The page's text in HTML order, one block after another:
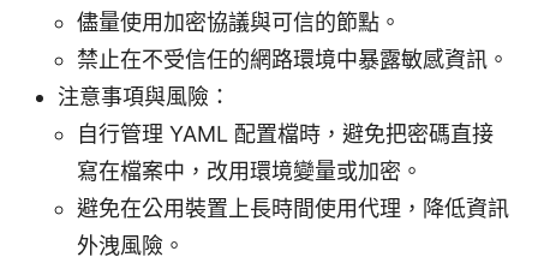
儘量使用加密協議與可信的節點。
禁止在不受信任的網路環境中暴露敏感資訊。
注意事項與風險：
自行管理 YAML 配置檔時，避免把密碼直接
寫在檔案中，改用環境變量或加密。
避免在公用裝置上長時間使用代理，降低資訊
外洩風險。